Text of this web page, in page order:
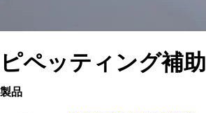
ピペッティング補助
製品